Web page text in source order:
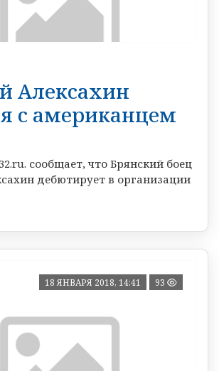
Алексахин
с американцем
сообщает, что Брянский боец
дебютирует в организации
18 ЯНВАРЯ 2018, 14:41 93